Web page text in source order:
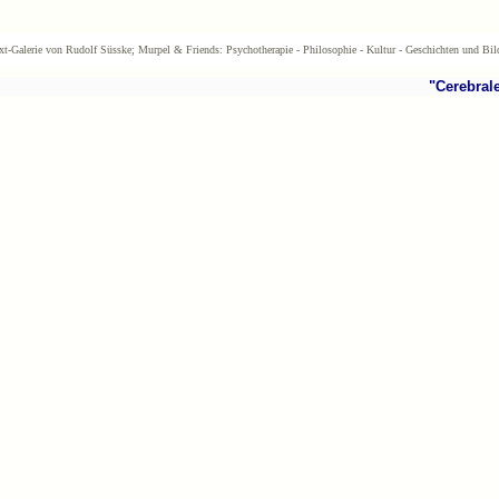
Galerie von Rudolf Süsske; Murpel & Friends: Psychotherapie - Philosophie - Kultur - Geschichten und
"Cerebrale